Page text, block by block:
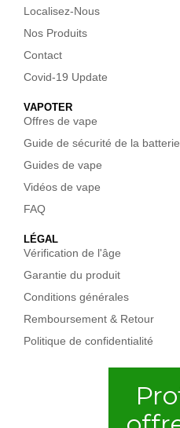
Localisez-Nous
Nos Produits
Contact
Covid-19 Update
VAPOTER
Offres de vape
Guide de sécurité de la batterie
Guides de vape
Vidéos de vape
FAQ
LÉGAL
Vérification de l'âge
Garantie du produit
Conditions générales
Remboursement & Retour
Politique de confidentialité